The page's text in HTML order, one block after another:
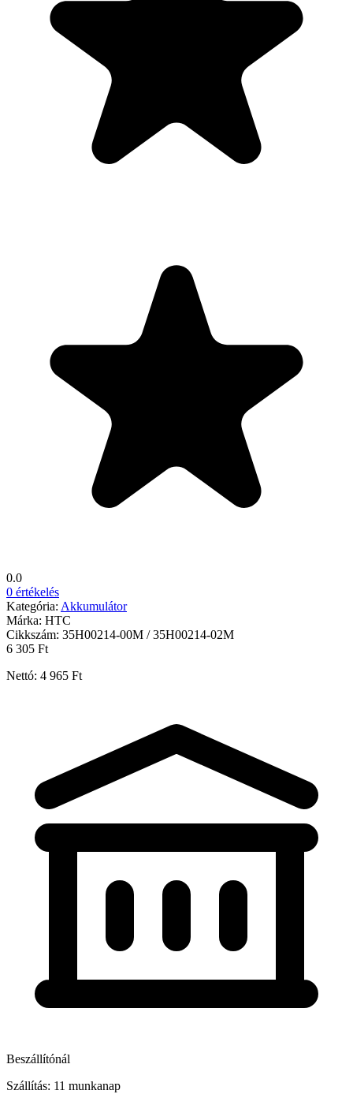
0.0
0 értékelés
Kategória: Akkumulátor
Márka: HTC
Cikkszám: 35H00214-00M / 35H00214-02M
6 305 Ft
Nettó: 4 965 Ft
Beszállítónál
Szállítás: 11 munkanap